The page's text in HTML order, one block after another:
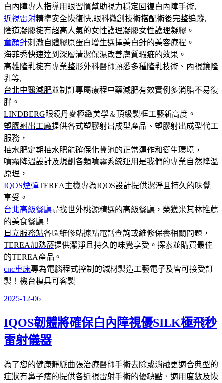
白內障專人指導用眼習慣幫助視力穩定回復白內障手術,
近視雷射精準安全恢復快,眼科微創技術搭配術後完整追蹤,
陰道凝膠擁有超高人氣的女性護理凝膠女性護理凝膠。
童顏針刺激自體膠原蛋白增生選擇美白針的美容療程。
海菲秀快速達到深層清潔保濕改善膚質瑕疵的效果。
高雄隆乳擁有專業整形外科醫師熟悉多種隆乳技術、內視鏡隆
乳等,
台北中醫減肥並制訂專屬療程中藥減肥有效實例多消脂不易復
胖。
LINDBERG眼鏡丹麥極緻美學＆頂級製框工藝新高度。
塑膠射出工廠提供各式塑膠射出成型產品、塑膠射出成型代工
服務，
抽水肥定期抽水肥能確保化糞池的正常運作和衛生環境，
噴霧降溫設計及規劃各類噴霧系統運用是我們的專業自然降溫
原理，
IQOS煙彈TEREA主機專為IQOS設計提供潔淨且持久的味覺
享受。
台北高級餐廳尋找世外桃源精選的高級餐廳，榮獲米其林推薦
的美食餐廳！
日立服務站各區維修站據點電話查詢或維修保養相關問題，
TEREA加熱菸提供潔淨且持久的味覺享受。探索並購買最佳
的TEREA產品。
cnc車床專為電腦程式控制的減材製造工藝電子及皆可接受訂
製！機台模具可客製
發
於
2025-12-06
IQOS韌體將確保白內障視優SILK極飛秒
雷射儀器
為了您的健康靜脈曲張治療醫師手術去除或消融更適合典型的
症狀有鼻子癢的提供各近視雷射手術的優缺點、適用度數及恢